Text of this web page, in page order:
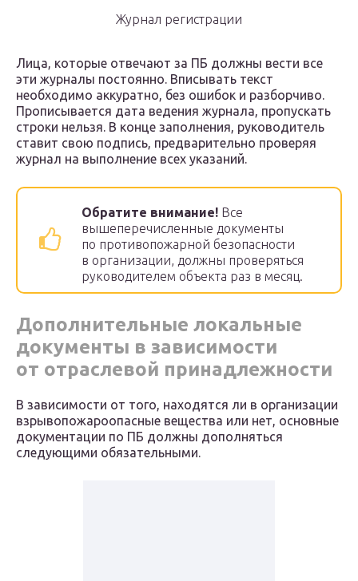
Журнал регистрации
Лица, которые отвечают за ПБ должны вести все
эти журналы постоянно. Вписывать текст
необходимо аккуратно, без ошибок и разборчиво.
Прописывается дата ведения журнала, пропускать
строки нельзя. В конце заполнения, руководитель
ставит свою подпись, предварительно проверяя
журнал на выполнение всех указаний.
Обратите внимание! Все
вышеперечисленные документы
по противопожарной безопасности
в организации, должны проверяться
руководителем объекта раз в месяц.
Дополнительные локальные
документы в зависимости
от отраслевой принадлежности
В зависимости от того, находятся ли в организации
взрывопожароопасные вещества или нет, основные
документации по ПБ должны дополняться
следующими обязательными.